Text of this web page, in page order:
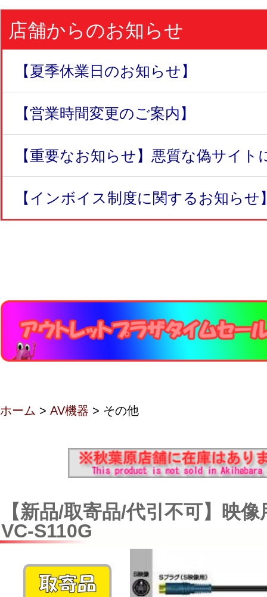
店舗からのお知らせ
【夏季休業日のお知らせ】
【営業時間変更のご案内】
【重要なお知らせ】悪質な偽サイト
【インボイス制度に関するお知らせ
ホーム > AV機器 > その他
【新品/取寄品/代引不可】映
VC-S110G